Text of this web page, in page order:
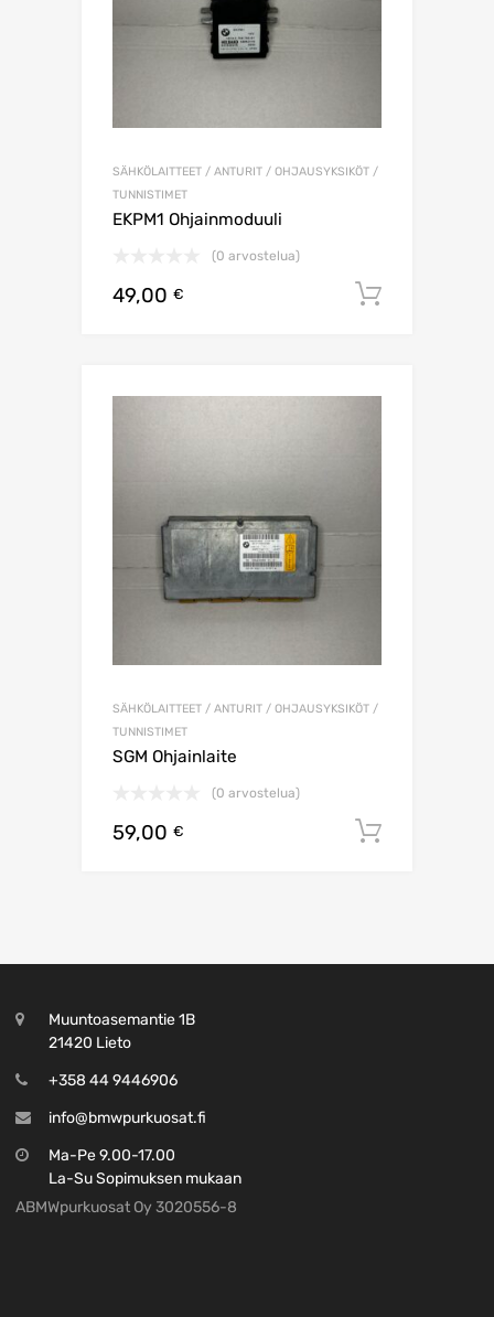
SÄHKÖLAITTEET / ANTURIT / OHJAUSYKSIKÖT /
TUNNISTIMET
EKPM1 Ohjainmoduuli
(0 arvostelua)
49,00 €
SÄHKÖLAITTEET / ANTURIT / OHJAUSYKSIKÖT /
TUNNISTIMET
SGM Ohjainlaite
(0 arvostelua)
59,00 €
Muuntoasemantie 1B
21420 Lieto
+358 44 9446906
info@bmwpurkuosat.fi
Ma-Pe 9.00-17.00
La-Su Sopimuksen mukaan
ABMWpurkuosat Oy 3020556-8